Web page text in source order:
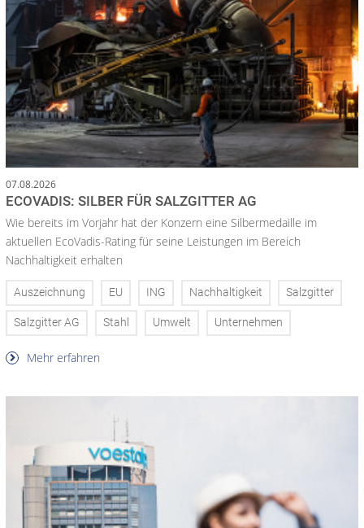
07.08.2026
ECOVADIS: SILBER FÜR SALZGITTER AG
Wie bereits im Vorjahr hat der Konzern eine Silbermedaille im
aktuellen EcoVadis-Rating für seine Leistungen im Bereich
Nachhaltigkeit erhalten
Auszeichnung EU ING Nachhaltigkeit Salzgitter
Salzgitter AG Stahl Umwelt Unternehmen
Mehr erfahren